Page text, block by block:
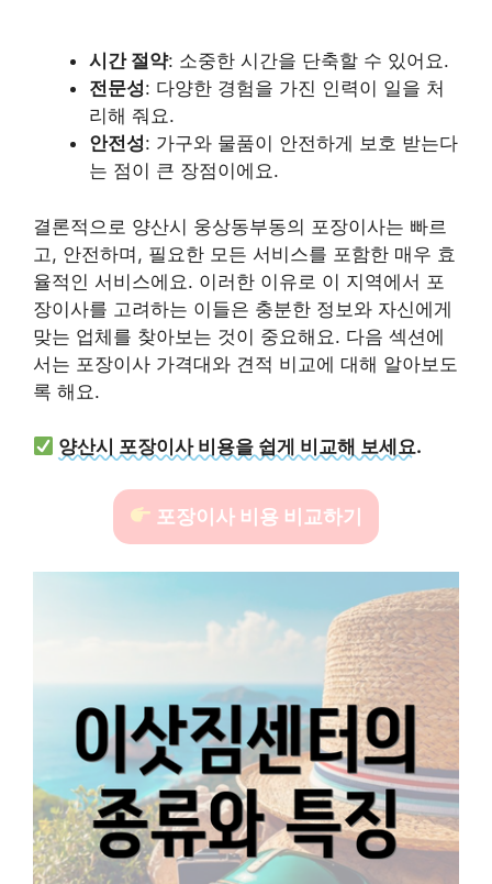
시간 절약: 소중한 시간을 단축할 수 있어요.
전문성: 다양한 경험을 가진 인력이 일을 처
리해 줘요.
안전성: 가구와 물품이 안전하게 보호 받는다
는 점이 큰 장점이에요.
결론적으로 양산시 웅상동부동의 포장이사는 빠르
고, 안전하며, 필요한 모든 서비스를 포함한 매우 효
율적인 서비스에요. 이러한 이유로 이 지역에서 포
장이사를 고려하는 이들은 충분한 정보와 자신에게
맞는 업체를 찾아보는 것이 중요해요. 다음 섹션에
서는 포장이사 가격대와 견적 비교에 대해 알아보도
록 해요.
양산시 포장이사 비용을 쉽게 비교해 보세요.
포장이사 비용 비교하기